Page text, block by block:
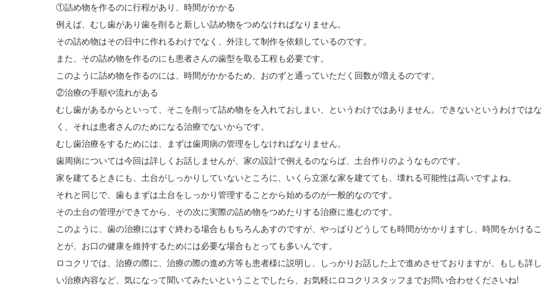
①詰め物を作るのに行程があり、時間がかかる
例えば、むし歯があり歯を削ると新しい詰め物をつめなければなりません。
その詰め物はその日中に作れるわけでなく、外注して制作を依頼しているのです。
また、その詰め物を作るのにも患者さんの歯型を取る工程も必要です。
このように詰め物を作るのには、時間がかかるため、おのずと通っていただく回数が増えるのです。
②治療の手順や流れがある
むし歯があるからといって、そこを削って詰め物をを入れておしまい、というわけではありません。できないというわけではな
く、それは患者さんのためになる治療でないからです。
むし歯治療をするためには、まずは歯周病の管理をしなければなりません。
歯周病については今回は詳しくお話しませんが、家の設計で例えるのならば、土台作りのようなものです。
家を建てるときにも、土台がしっかりしていないところに、いくら立派な家を建てても、壊れる可能性は高いですよね。
それと同じで、歯もまずは土台をしっかり管理することから始めるのが一般的なのです。
その土台の管理ができてから、その次に実際の詰め物をつめたりする治療に進むのです。
このように、歯の治療にはすぐ終わる場合ももちろんあすのですが、やっぱりどうしても時間がかかりますし、時間をかけるこ
とが、お口の健康を維持するためには必要な場合もとっても多いんです。
ロコクリでは、治療の際に、治療の際の進め方等も患者様に説明し、しっかりお話した上で進めさせておりますが、もしも詳し
い治療内容など、気になって聞いてみたいということでしたら、お気軽にロコクリスタッフまでお問い合わせくださいね!